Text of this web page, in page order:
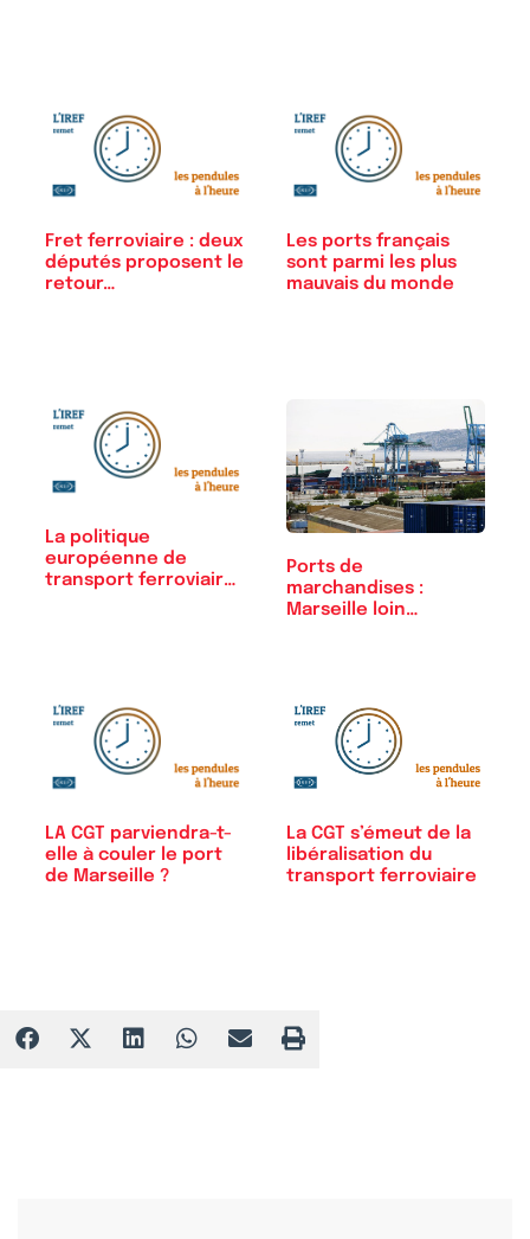
Fret ferroviaire : deux
députés proposent le
retour…
Les ports français
sont parmi les plus
mauvais du monde
La politique
européenne de
transport ferroviaire
Ports de
marchandises :
Marseille loin
LA CGT parviendra-t-
elle à couler le port
de Marseille ?
La CGT s’émeut de la
libéralisation du
transport ferroviaire